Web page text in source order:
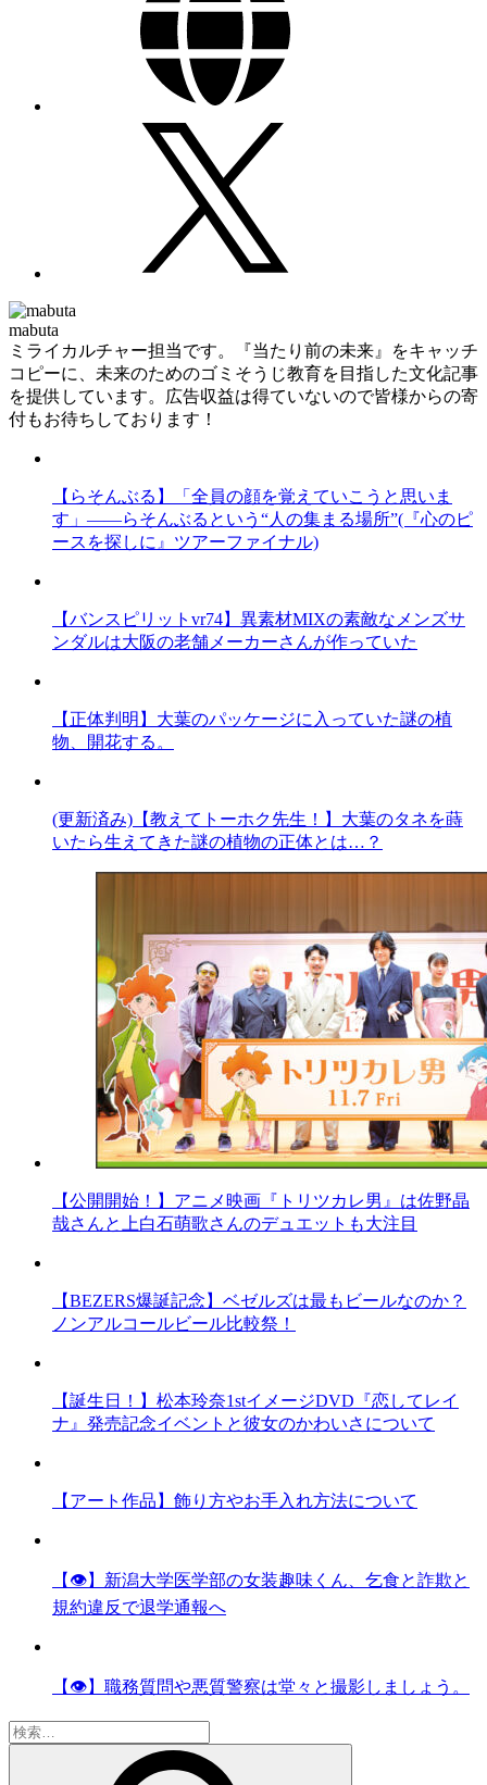
mabuta
ミライカルチャー担当です。『当たり前の未来』をキャッチ
コピーに、未来のためのゴミそうじ教育を目指した文化記事
を提供しています。広告収益は得ていないので皆様からの寄
付もお待ちしております！
【らそんぶる】「全員の顔を覚えていこうと思いま
す」――らそんぶるという“人の集まる場所”(『心のピ
ースを探しに』ツアーファイナル)
【バンスピリットvr74】異素材MIXの素敵なメンズサ
ンダルは大阪の老舗メーカーさんが作っていた
【正体判明】大葉のパッケージに入っていた謎の植
物、開花する。
(更新済み)【教えてトーホク先生！】大葉のタネを蒔
いたら生えてきた謎の植物の正体とは…？
【公開開始！】アニメ映画『トリツカレ男』は佐野晶
哉さんと上白石萌歌さんのデュエットも大注目
【BEZERS爆誕記念】ベゼルズは最もビールなのか？
ノンアルコールビール比較祭！
【誕生日！】松本玲奈1stイメージDVD『恋してレイ
ナ』発売記念イベントと彼女のかわいさについて
【アート作品】飾り方やお手入れ方法について
【👁】新潟大学医学部の女装趣味くん、乞食と詐欺と
規約違反で退学通報へ
【👁】職務質問や悪質警察は堂々と撮影しましょう。
検
索: